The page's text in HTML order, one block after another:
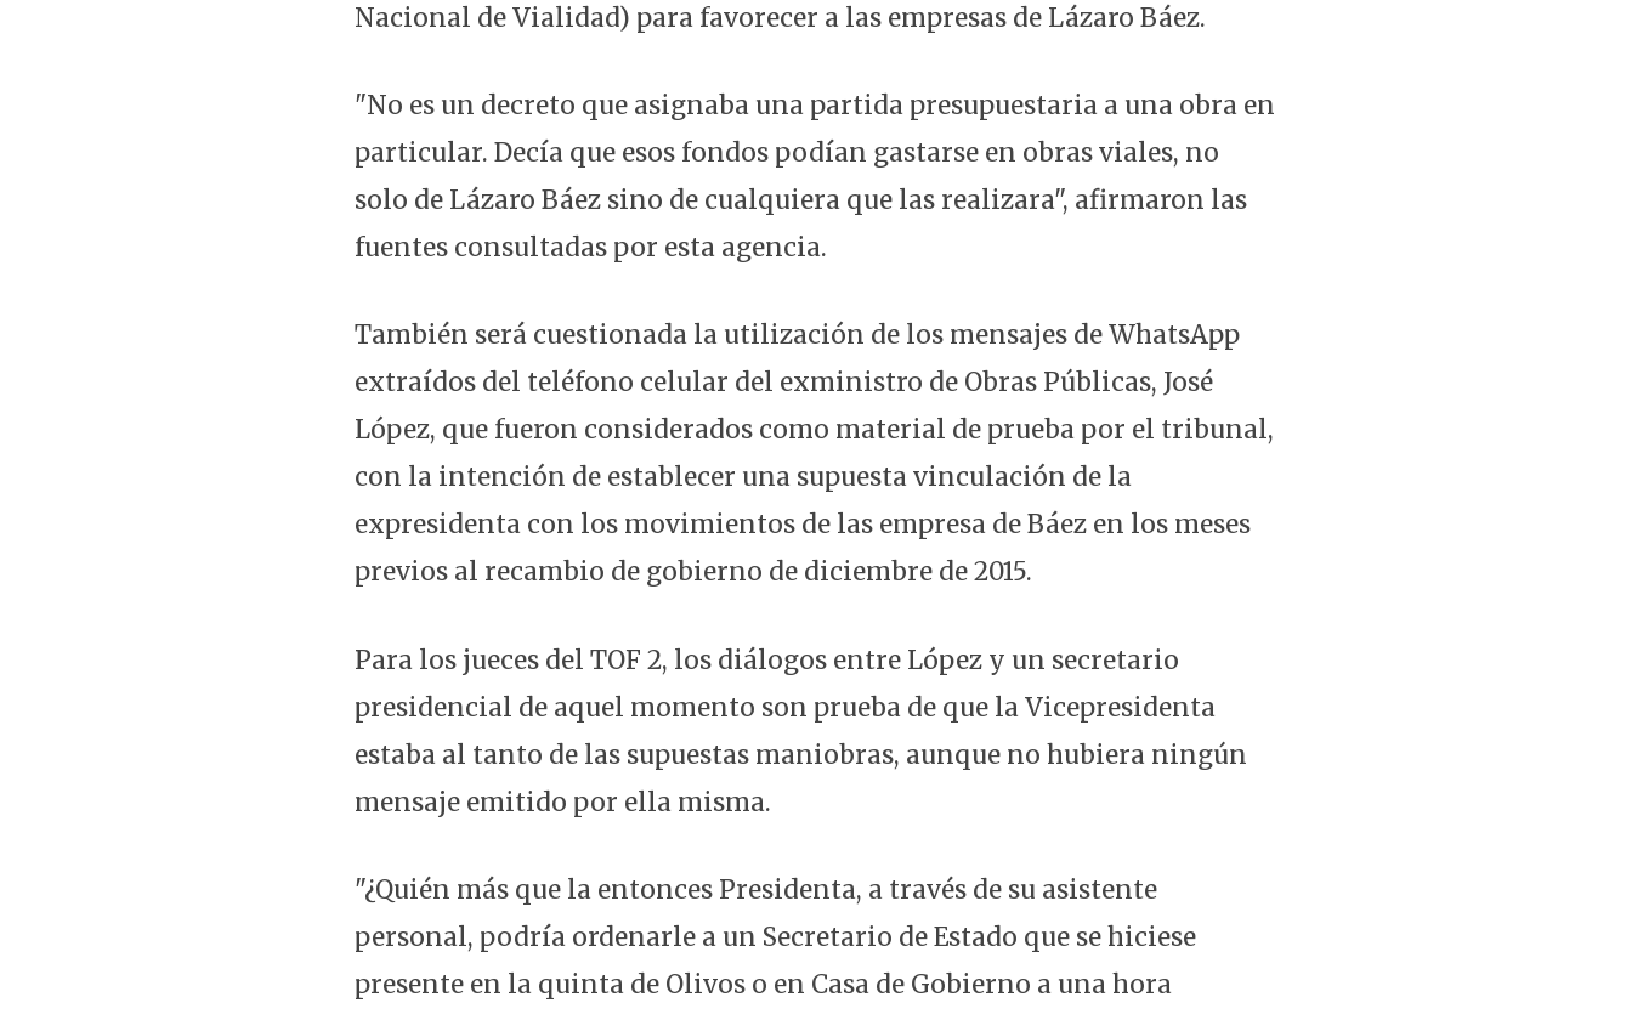
Nacional de Vialidad) para favorecer a las empresas de Lázaro Báez.
"No es un decreto que asignaba una partida presupuestaria a una obra en
particular. Decía que esos fondos podían gastarse en obras viales, no
solo de Lázaro Báez sino de cualquiera que las realizara", afirmaron las
fuentes consultadas por esta agencia.
También será cuestionada la utilización de los mensajes de WhatsApp
extraídos del teléfono celular del exministro de Obras Públicas, José
López, que fueron considerados como material de prueba por el tribunal,
con la intención de establecer una supuesta vinculación de la
expresidenta con los movimientos de las empresa de Báez en los meses
previos al recambio de gobierno de diciembre de 2015.
Para los jueces del TOF 2, los diálogos entre López y un secretario
presidencial de aquel momento son prueba de que la Vicepresidenta
estaba al tanto de las supuestas maniobras, aunque no hubiera ningún
mensaje emitido por ella misma.
"¿Quién más que la entonces Presidenta, a través de su asistente
personal, podría ordenarle a un Secretario de Estado que se hiciese
presente en la quinta de Olivos o en Casa de Gobierno a una hora